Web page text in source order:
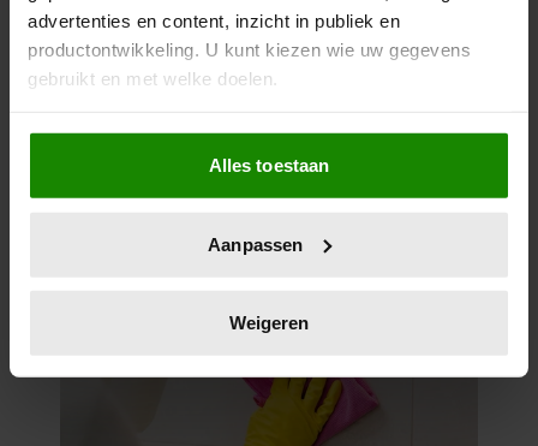
advertenties en content, inzicht in publiek en
productontwikkeling. U kunt kiezen wie uw gegevens
gebruikt en met welke doelen.
Als u het toestaat, willen we ook graag:
Informatie verzamelen over uw geografische
locatie, die tot een paar meter nauwkeurig kan zijn
scannen op specifieke eigenschappen (fingerprinting)
verwerkt en stel uw voorkeuren in het
intrekken in de Cookieverklaring.
We gebruiken cookies om content en advertenties te
Alles toestaan
Aanpassen
Weigeren